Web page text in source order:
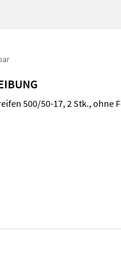
500/50-17, 2 Stk., ohne